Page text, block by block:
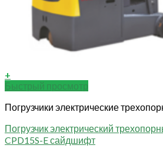
+
Быстрый просмотр
Погрузчики электрические
Погрузчик электрический
CPD15S-E сайдшифт